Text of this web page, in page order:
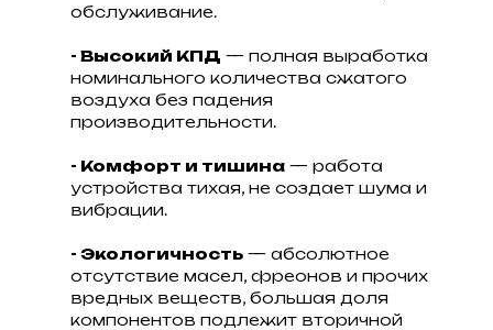
обслуживание.
- Высокий КПД — полная выработка
номинального количества сжатого
воздуха без падения
производительности.
- Комфорт и тишина — работа
устройства тихая, не создает шума и
вибрации.
- Экологичность — абсолютное
отсутствие масел, фреонов и прочих
вредных веществ, большая доля
компонентов подлежит вторичной